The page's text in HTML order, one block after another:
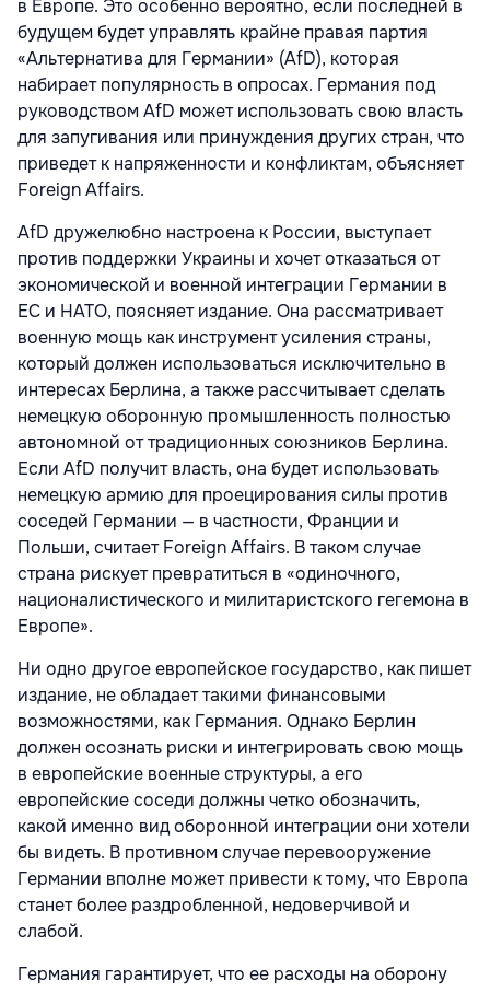
в Европе. Это особенно вероятно, если последней в
будущем будет управлять крайне правая партия
«Альтернатива для Германии» (AfD), которая
набирает популярность в опросах. Германия под
руководством AfD может использовать свою власть
для запугивания или принуждения других стран, что
приведет к напряженности и конфликтам, объясняет
Foreign Affairs.
AfD дружелюбно настроена к России, выступает
против поддержки Украины и хочет отказаться от
экономической и военной интеграции Германии в
ЕС и НАТО, поясняет издание. Она рассматривает
военную мощь как инструмент усиления страны,
который должен использоваться исключительно в
интересах Берлина, а также рассчитывает сделать
немецкую оборонную промышленность полностью
автономной от традиционных союзников Берлина.
Если AfD получит власть, она будет использовать
немецкую армию для проецирования силы против
соседей Германии — в частности, Франции и
Польши, считает Foreign Affairs. В таком случае
страна рискует превратиться в «одиночного,
националистического и милитаристского гегемона в
Европе».
Ни одно другое европейское государство, как пишет
издание, не обладает такими финансовыми
возможностями, как Германия. Однако Берлин
должен осознать риски и интегрировать свою мощь
в европейские военные структуры, а его
европейские соседи должны четко обозначить,
какой именно вид оборонной интеграции они хотели
бы видеть. В противном случае перевооружение
Германии вполне может привести к тому, что Европа
станет более раздробленной, недоверчивой и
слабой.
Германия гарантирует, что ее расходы на оборону